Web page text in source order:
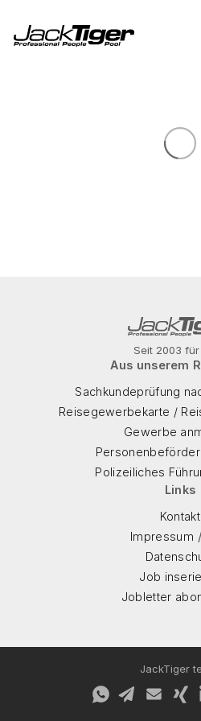
Seit 2003 für
Aus unserem
Sachkundeprüfung
Reisegewerbekarte /
Gewerbe
Polizeiliches
Links
Kontakt
Impressum
Job
Jobletter
JackTiger